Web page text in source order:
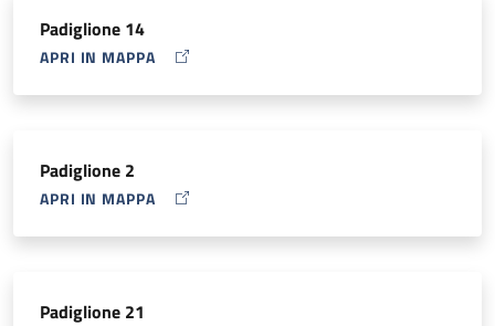
Padiglione 14
APRI IN MAPPA
MAP ICON
Padiglione 2
APRI IN MAPPA
MAP ICON
Padiglione 21